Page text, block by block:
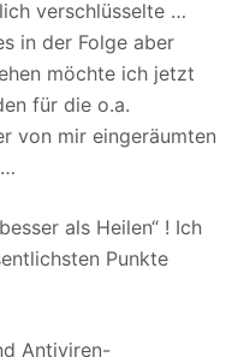
verschlüsselte …
in der Folge aber
möchte ich jetzt
für die o.a.
von mir eingeräumten
als Heilen“ ! Ich
Punkte
Antiviren-